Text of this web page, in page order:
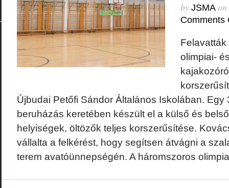
by JSMAon
Comments
olimpiai-
Újbudai Petőfi Sándor Általános Iskolában. Egy
beruházás keretében készült el a külső és
helyiségek, öltözők teljes korszerűsítése.
vállalta a felkérést, hogy segítsen átvágni a
terem avatóünnepségén. A háromszoros